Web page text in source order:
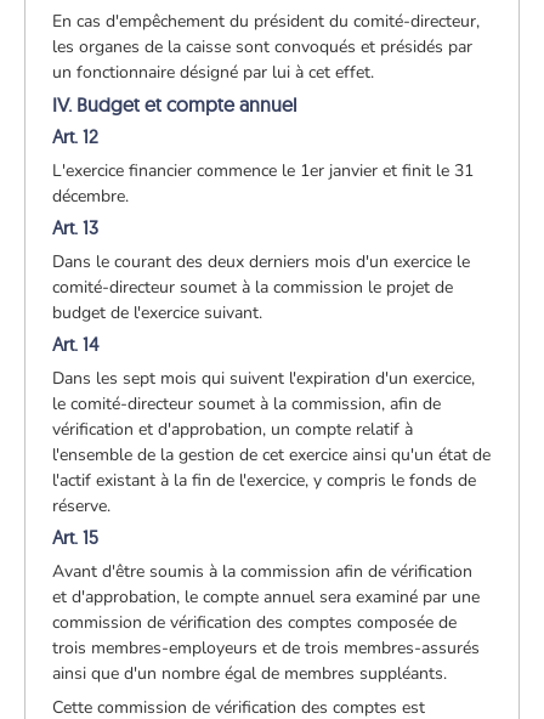
En cas d'empêchement du président du comité-directeur,
les organes de la caisse sont convoqués et présidés par
un fonctionnaire désigné par lui à cet effet.
IV. Budget et compte annuel
Art. 12
L'exercice financier commence le 1er janvier et finit le 31
décembre.
Art. 13
Dans le courant des deux derniers mois d'un exercice le
comité-directeur soumet à la commission le projet de
budget de l'exercice suivant.
Art. 14
Dans les sept mois qui suivent l'expiration d'un exercice,
le comité-directeur soumet à la commission, afin de
vérification et d'approbation, un compte relatif à
l'ensemble de la gestion de cet exercice ainsi qu'un état de
l'actif existant à la fin de l'exercice, y compris le fonds de
réserve.
Art. 15
Avant d'être soumis à la commission afin de vérification
et d'approbation, le compte annuel sera examiné par une
commission de vérification des comptes composée de
trois membres-employeurs et de trois membres-assurés
ainsi que d'un nombre égal de membres suppléants.
Cette commission de vérification des comptes est